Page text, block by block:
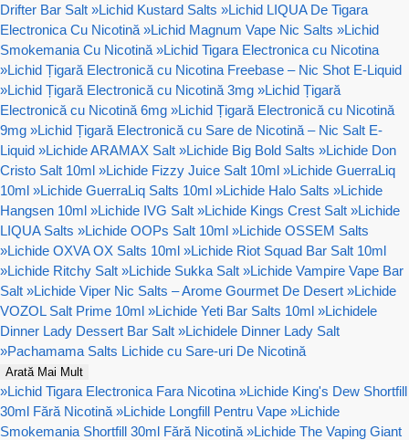
Drifter Bar Salt »Lichid Kustard Salts »Lichid LIQUA De Tigara
Electronica Cu Nicotină »Lichid Magnum Vape Nic Salts »Lichid
Smokemania Cu Nicotină »Lichid Tigara Electronica cu Nicotina
»Lichid Țigară Electronică cu Nicotina Freebase – Nic Shot E-Liquid
»Lichid Țigară Electronică cu Nicotină 3mg »Lichid Țigară
Electronică cu Nicotină 6mg »Lichid Țigară Electronică cu Nicotină
9mg »Lichid Țigară Electronică cu Sare de Nicotină – Nic Salt E-
Liquid »Lichide ARAMAX Salt »Lichide Big Bold Salts »Lichide Don
Cristo Salt 10ml »Lichide Fizzy Juice Salt 10ml »Lichide GuerraLiq
10ml »Lichide GuerraLiq Salts 10ml »Lichide Halo Salts »Lichide
Hangsen 10ml »Lichide IVG Salt »Lichide Kings Crest Salt »Lichide
LIQUA Salts »Lichide OOPs Salt 10ml »Lichide OSSEM Salts
»Lichide OXVA OX Salts 10ml »Lichide Riot Squad Bar Salt 10ml
»Lichide Ritchy Salt »Lichide Sukka Salt »Lichide Vampire Vape Bar
Salt »Lichide Viper Nic Salts – Arome Gourmet De Desert »Lichide
VOZOL Salt Prime 10ml »Lichide Yeti Bar Salts 10ml »Lichidele
Dinner Lady Dessert Bar Salt »Lichidele Dinner Lady Salt
»Pachamama Salts Lichide cu Sare-uri De Nicotină
Arată Mai Mult
»Lichid Tigara Electronica Fara Nicotina »Lichide King's Dew Shortfill
30ml Fără Nicotină »Lichide Longfill Pentru Vape »Lichide
Smokemania Shortfill 30ml Fără Nicotină »Lichide The Vaping Giant